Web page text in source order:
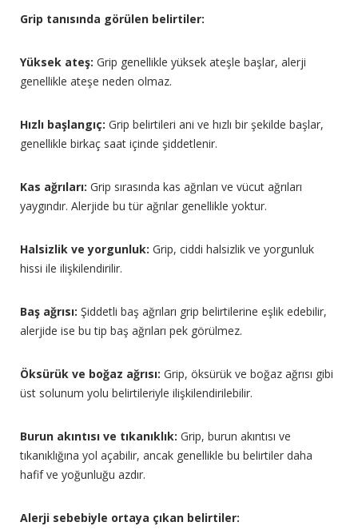
Grip tanısında görülen belirtiler:
Yüksek ateş: Grip genellikle yüksek ateşle başlar, alerji
genellikle ateşe neden olmaz.
Hızlı başlangıç: Grip belirtileri ani ve hızlı bir şekilde başlar,
genellikle birkaç saat içinde şiddetlenir.
Kas ağrıları: Grip sırasında kas ağrıları ve vücut ağrıları
yaygındır. Alerjide bu tür ağrılar genellikle yoktur.
Halsizlik ve yorgunluk: Grip, ciddi halsizlik ve yorgunluk
hissi ile ilişkilendirilir.
Baş ağrısı: Şiddetli baş ağrıları grip belirtilerine eşlik edebilir,
alerjide ise bu tip baş ağrıları pek görülmez.
Öksürük ve boğaz ağrısı: Grip, öksürük ve boğaz ağrısı gibi
üst solunum yolu belirtileriyle ilişkilendirilebilir.
Burun akıntısı ve tıkanıklık: Grip, burun akıntısı ve
tıkanıklığına yol açabilir, ancak genellikle bu belirtiler daha
hafif ve yoğunluğu azdır.
Alerji sebebiyle ortaya çıkan belirtiler: